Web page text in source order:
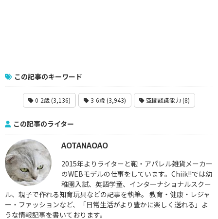
この記事のキーワード
0-2歳 (3,136) 3-6歳 (3,943) 空間認識能力 (8)
この記事のライター
AOTANAOAO
2015年よりライターと鞄・アパレル雑貨メーカー
のWEBモデルの仕事をしています。Chiik!!では幼
稚園入試、英語学童、インターナショナルスクー
ル、親子で作れる知育玩具などの記事を執筆。 教育・健康・レジャ
ー・ファッションなど、「日常生活がより豊かに楽しく送れる」よ
うな情報記事を書いております。